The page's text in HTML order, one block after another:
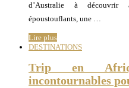
d’Australie à découvrir
époustouflants, une …
Lire plus
DESTINATIONS
Trip en
incontournables